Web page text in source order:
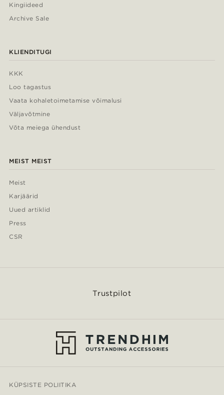
Kingiideed
Archive Sale
KLIENDITUGI
KKK
Loo tagastus
Vaata kohaletoimetamise võimalusi
Väljavõtmine
Võta meiega ühendust
MEIST MEIST
Meist
Karjäärid
Uued artiklid
Press
CSR
Trustpilot
KÜPSISTE POLIITIKA